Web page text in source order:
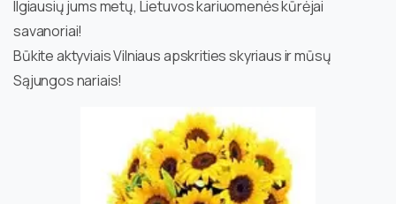
Ilgiausių jums metų, Lietuvos kariuomenės kūrėjai
savanoriai!
Būkite aktyviais Vilniaus apskrities skyriaus ir mūsų
Sąjungos nariais!